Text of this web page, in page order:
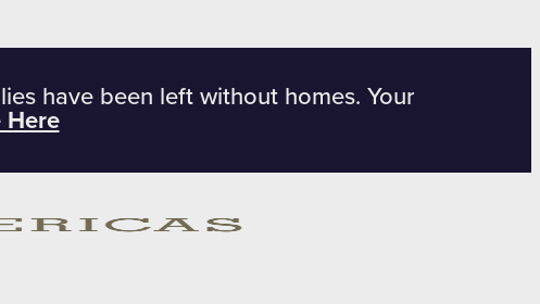
have been left without homes. Your
Here